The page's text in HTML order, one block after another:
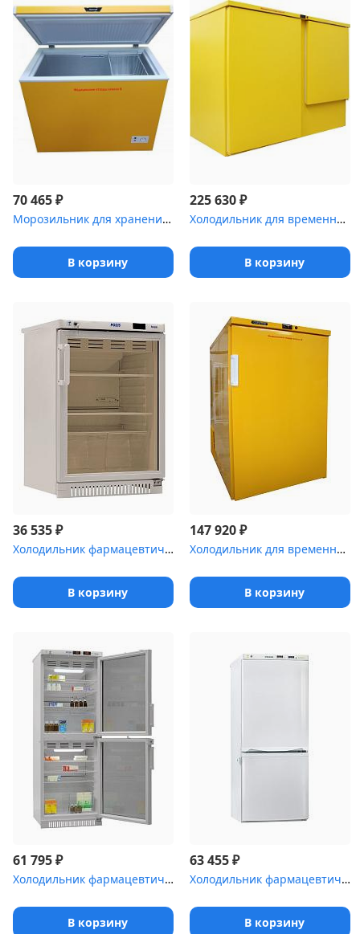
70 465₽
Морозильник для хранения медицинских отходов Саратов-601М
В корзину
225 630₽
Холодильник для временного хранения медицинских отходов Саратов-5...
В корзину
36 535₽
Холодильник фармацевтический Pozis ХФ-140-1(ТС) с тонированной ст...
В корзину
147 920₽
Холодильник для временного хранения медицинских отходов Саратов-5...
В корзину
61 795₽
Холодильник фармацевтический Pozis ХФД-280(ТС) с тонированными дв...
В корзину
63 455₽
Холодильник фармацевтический Pozis ХЛ-250-1 с металлическими двер...
В корзину